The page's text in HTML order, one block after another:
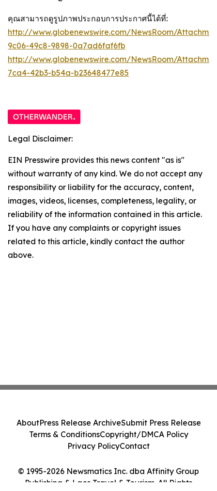
คุณสามารถดูรูปภาพประกอบการประกาศนี้ได้ที่:
http://www.globenewswire.com/NewsRoom/
9c06-49c8-9898-0a7ad6faf6fb
http://www.globenewswire.com/NewsRoom/
7ca4-42b3-b54a-b23648477e85
Legal Disclaimer:
EIN Presswire provides this news content "as is"
without warranty of any kind. We do not accept any
responsibility or liability for the accuracy, content,
images, videos, licenses, completeness, legality, or
reliability of the information contained in this article.
If you have any complaints or copyright issues
related to this article, kindly contact the author
above.
© 1995-2026 Newsmatics Inc. dba Affinity Group
Publishing & Laos Travel & Tourism. All Rights
AboutPress Release ArchiveSubmit Press Release
Terms & ConditionsCopyright/DMCA Policy
Privacy PolicyContact